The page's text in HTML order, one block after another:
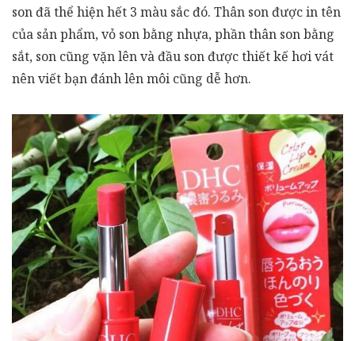
son đã thể hiện hết 3 màu sắc đó. Thân son được in tên
của sản phẩm, vỏ son bằng nhựa, phần thân son bằng
sắt, son cũng vặn lên và đầu son được thiết kế hơi vát
nên viết bạn đánh lên môi cũng dễ hơn.